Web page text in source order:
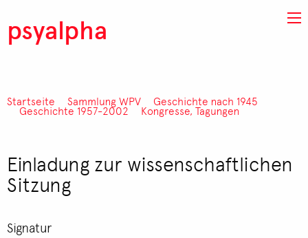
psyalpha
Pfadnavigation
Startseite Sammlung WPV Geschichte nach 1945
Geschichte 1957-2002 Kongresse, Tagungen
Einladung zur wissenschaftlichen
Sitzung
Signatur